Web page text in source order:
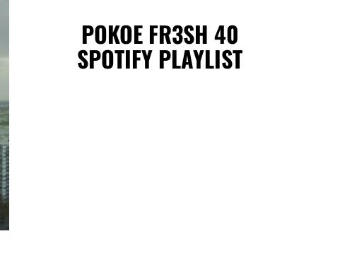
POKOE FR3SH 40
SPOTIFY PLAYLIST